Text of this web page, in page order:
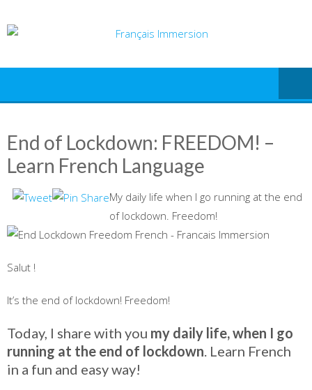
to
End of Lockdown: FREEDOM! –
Learn French Language
My daily life when I go running at the end
of lockdown. Freedom!
Salut !
It’s the end of lockdown! Freedom!
Today, I share with you my daily life, when I go
running at the end of lockdown. Learn French
in a fun and easy way!